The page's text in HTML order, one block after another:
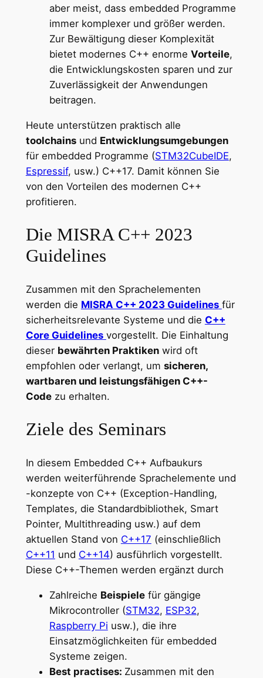
aber meist, dass embedded Programme
immer komplexer und größer werden.
Zur Bewältigung dieser Komplexität
bietet modernes C++ enorme Vorteile,
die Entwicklungskosten sparen und zur
Zuverlässigkeit der Anwendungen
beitragen.
Heute unterstützen praktisch alle
toolchainsund Entwicklungsumgebungen
für embedded Programme (STM32CubeIDE,
Espressif, usw.) C++17. Damit können Sie
von den Vorteilen des modernen C++
profitieren.
Die MISRA C++ 2023
Guidelines
Zusammen mit den Sprachelementen
werden die MISRA C++ 2023 Guidelines für
sicherheitsrelevante Systeme und die C++
Core Guidelines vorgestellt. Die Einhaltung
dieser bewährten Praktikenwird oft
empfohlen oder verlangt, um sicheren,
wartbaren und leistungsfähigen C++-
Codezu erhalten.
Ziele des Seminars
In diesem Embedded C++ Aufbaukurs
werden weiterführende Sprachelemente und
-konzepte von C++ (Exception-Handling,
Templates, die Standardbibliothek, Smart
Pointer, Multithreading usw.) auf dem
aktuellen Stand von C++17 (einschließlich
C++11 und C++14) ausführlich vorgestellt.
Diese C++-Themen werden ergänzt durch
Zahlreiche Beispielefür gängige
Mikrocontroller (STM32, ESP32,
Raspberry Pi usw.), die ihre
Einsatzmöglichkeiten für embedded
Systeme zeigen.
Best practises: Zusammen mit den